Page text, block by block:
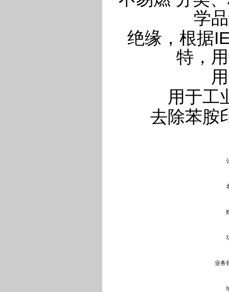
学
绝缘，根据
特，
用于工
去除苯胺
业务